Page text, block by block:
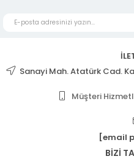
Sanayi Mah. Atatürk Cad.
Müşteri
[email
BİZİ